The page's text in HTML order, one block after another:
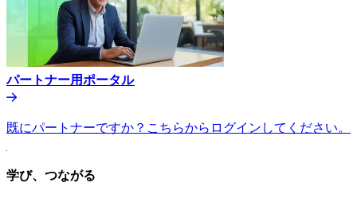
パートナー用ポータル​​
既にパートナーですか？こちらからログインしてください。​​
学び、つながる​​